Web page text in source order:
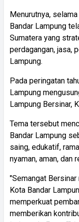
Menurutnya,
Bandar Lampung
Sumatera yang
perdagangan, jasa,
Lampung.
Pada peringatan
Lampung
Lampung Bersinar,
Tema tersebut
Bandar Lampung
saing, edukatif,
nyaman, aman, dan
"Semangat
Kota Bandar
memperkuat
memberikan